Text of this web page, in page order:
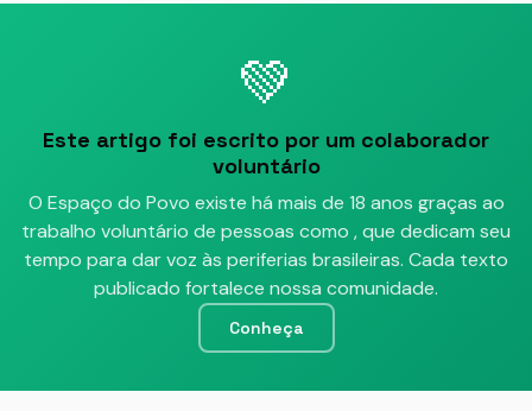
💚
Este artigo foi escrito por um colaborador
voluntário
O Espaço do Povo existe há mais de 18 anos graças ao
trabalho voluntário de pessoas como , que dedicam seu
tempo para dar voz às periferias brasileiras. Cada texto
publicado fortalece nossa comunidade.
Conheça